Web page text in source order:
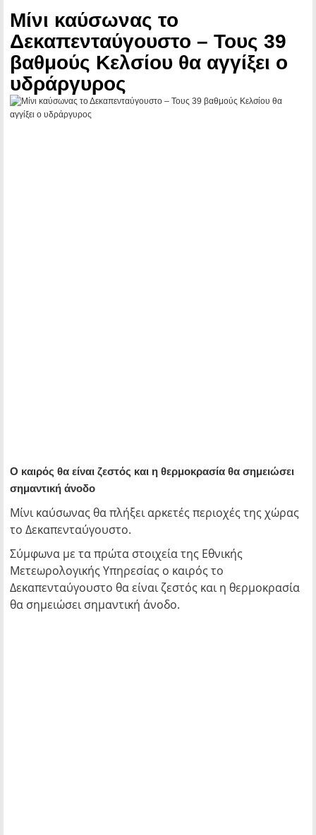
Μίνι καύσωνας το
Δεκαπενταύγουστο – Τους 39
βαθμούς Κελσίου θα αγγίξει ο
υδράργυρος
Ο καιρός θα είναι ζεστός και η θερμοκρασία θα σημειώσει
σημαντική άνοδο
Μίνι καύσωνας θα πλήξει αρκετές περιοχές της χώρας
το Δεκαπενταύγουστο.
Σύμφωνα με τα πρώτα στοιχεία της Εθνικής
Μετεωρολογικής Υπηρεσίας ο καιρός το
Δεκαπενταύγουστο θα είναι ζεστός και η θερμοκρασία
θα σημειώσει σημαντική άνοδο.